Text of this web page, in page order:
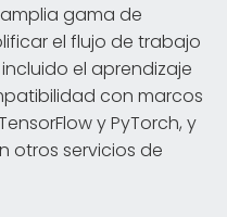
gama de
el flujo de trabajo
el aprendizaje
con marcos
y PyTorch, y
otros servicios de